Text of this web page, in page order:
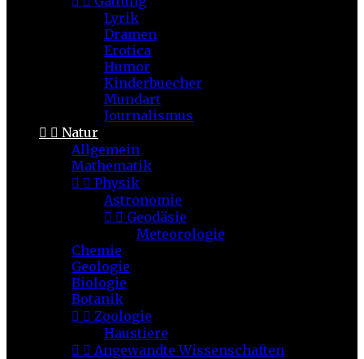
Lyrik
Dramen
Erotica
Humor
Kinderbuecher
Mundart
Journalismus
  Natur
Allgemein
Mathematik
  Physik
Astronomie
  Geodäsie
Meteorologie
Chemie
Geologie
Biologie
Botanik
  Zoologie
Haustiere
  Angewandte Wissenschaften